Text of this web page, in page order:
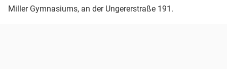
Miller Gymnasiums, an der Ungererstraße 191.